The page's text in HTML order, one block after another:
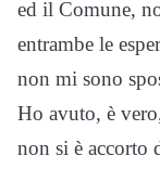
ed il Comune,
entrambe le
non mi sono
Ho avuto, è
non si è accorto